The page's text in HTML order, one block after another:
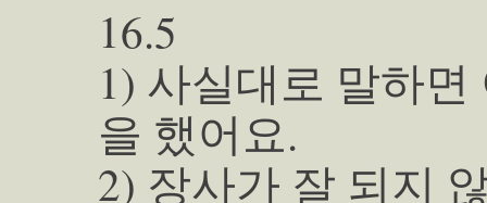
16.5
1) 사실대로 말하
을 했어요.
2) 장사가 잘 되지